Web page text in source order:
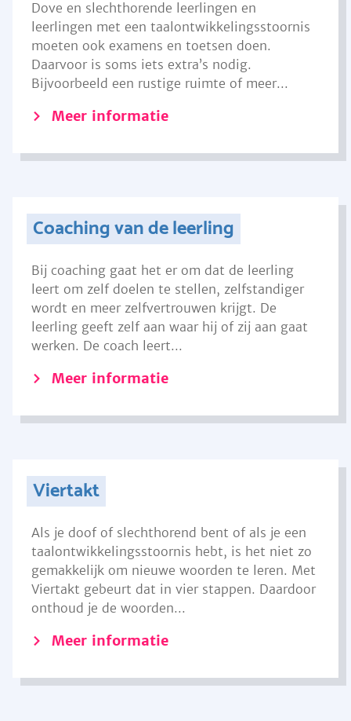
Dove en slechthorende leerlingen en
leerlingen met een taalontwikkelingsstoornis
moeten ook examens en toetsen doen.
Daarvoor is soms iets extra’s nodig.
Bijvoorbeeld een rustige ruimte of meer...
Meer informatie
Coaching van de leerling
Bij coaching gaat het er om dat de leerling
leert om zelf doelen te stellen, zelfstandiger
wordt en meer zelfvertrouwen krijgt. De
leerling geeft zelf aan waar hij of zij aan gaat
werken. De coach leert...
Meer informatie
Viertakt
Als je doof of slechthorend bent of als je een
taalontwikkelingsstoornis hebt, is het niet zo
gemakkelijk om nieuwe woorden te leren. Met
Viertakt gebeurt dat in vier stappen. Daardoor
onthoud je de woorden...
Meer informatie